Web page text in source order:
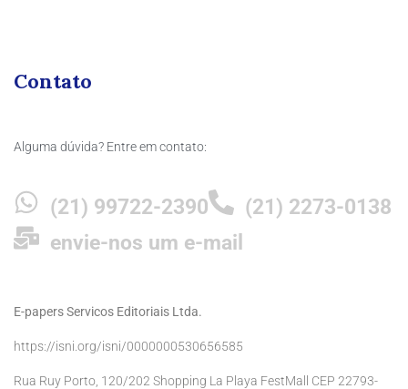
Contato
Alguma dúvida? Entre em contato:
(21) 99722-2390
(21) 2273-0138
envie-nos um e-mail
E-papers Servicos Editoriais Ltda.
https://isni.org/isni/0000000530656585
Rua Ruy Porto, 120/202 Shopping La Playa FestMall CEP 22793-